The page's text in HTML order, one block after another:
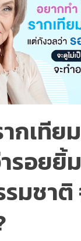
กเทีย
รอยยิ้
มชาติ